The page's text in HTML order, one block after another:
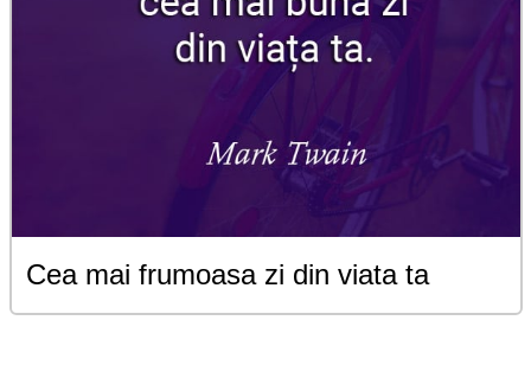
Cea mai frumoasa zi din viata ta